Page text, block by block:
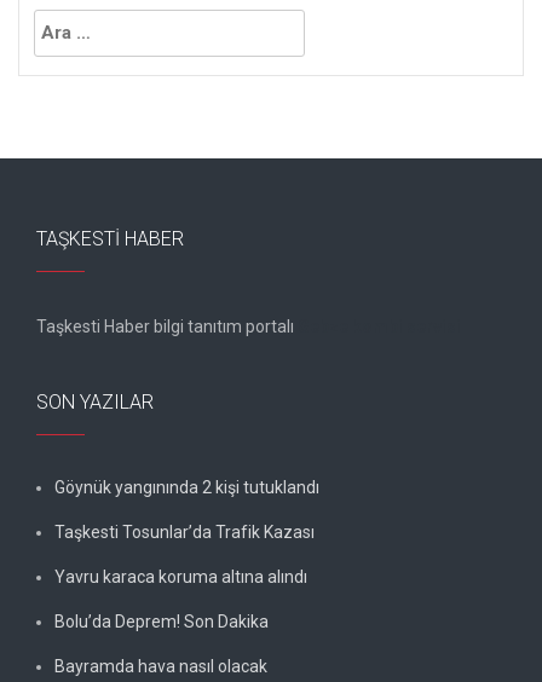
Arama:
TAŞKESTI HABER
Taşkesti Haber bilgi tanıtım portalı
SON YAZILAR
Göynük yangınında 2 kişi tutuklandı
Taşkesti Tosunlar’da Trafik Kazası
Yavru karaca koruma altına alındı
Bolu’da Deprem! Son Dakika
Bayramda hava nasıl olacak